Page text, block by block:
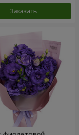
Заказать